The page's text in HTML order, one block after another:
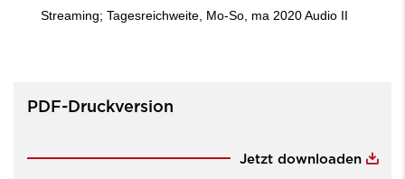
Streaming; Tagesreichweite, Mo-So, ma 2020 Audio II
PDF-Druckversion
Jetzt downloaden